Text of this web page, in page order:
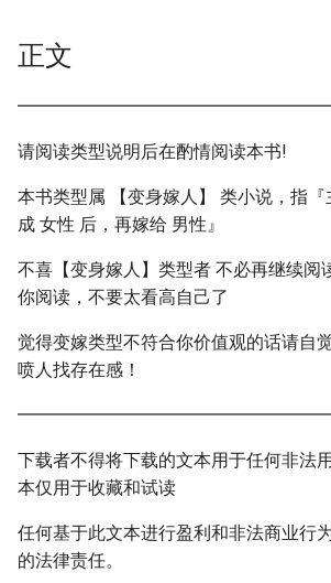
正文
请阅读类型说明后在酌情阅读本书!
本书类型属 【变身嫁人】 类小说，指
成 女性 后，再嫁给 男性』
不喜【变身嫁人】类型者 不必再继续阅
你阅读，不要太看高自己了
觉得变嫁类型不符合你价值观的话请自
喷人找存在感！
下载者不得将下载的文本用于任何非法
本仅用于收藏和试读
任何基于此文本进行盈利和非法商业行
的法律责任。